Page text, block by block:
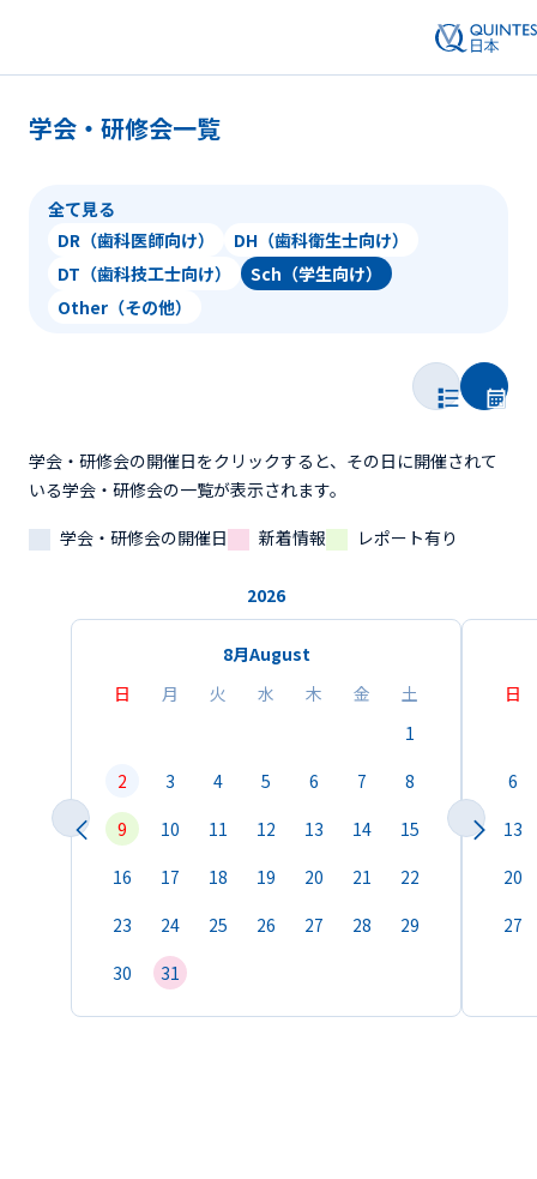
学会・研修会一覧
全て見る
DR（歯科医師向け）
DH（歯科衛生士向け）
DT（歯科技工士向け）
Sch（学生向け）
Other（その他）
学会・研修会の開催日をクリックすると、その日に開催されて
いる学会・研修会の一覧が表示されます。
学会・研修会の開催日
新着情報 レポート有り
2026
8月August
日
月 火 水 木 金
土
1
2
3 4 5 6 7
8
9
10 11 12 13 14
15
16
17 18 19 20 21
22
23
24 25 26 27 28
29
30
31
日
6
13
20
27